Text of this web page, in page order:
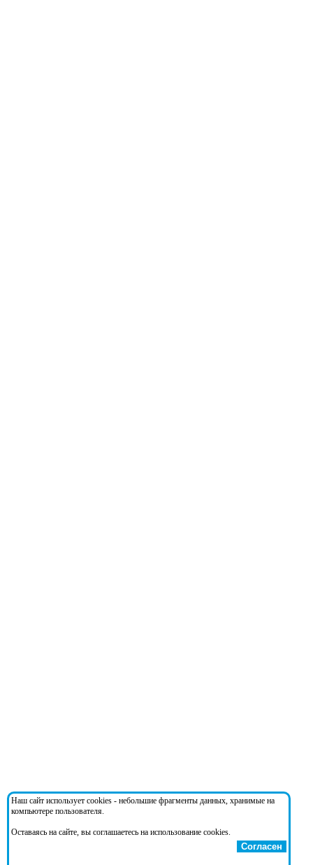
Наш сайт использует cookies - небольшие фрагменты данных, хранимые на
компьютере пользователя.
Оставаясь на сайте, вы соглашаетесь на использование cookies.
Согласен